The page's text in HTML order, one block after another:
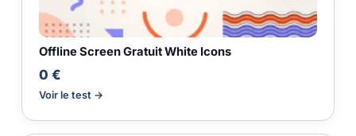
Offline Screen Gratuit White Icons
0 €
Voir le test →